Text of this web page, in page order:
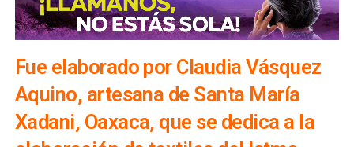
Fue elaborado por Claudia Vásquez
Aquino, artesana de Santa María
Xadani, Oaxaca, que se dedica a la